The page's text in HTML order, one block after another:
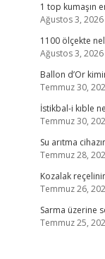
1 top kumaşın
Ağustos 3, 2026
1100 ölçekte
Ağustos 3, 2026
Ballon d’Or
Temmuz 30,
İstikbal-i kıble
Temmuz 30,
Su arıtma
Temmuz 28,
Kozalak
Temmuz 26,
Sarma üzerine
Temmuz 25,